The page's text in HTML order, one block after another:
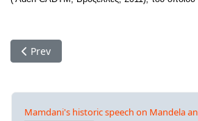
Previous article: Ο πραγματικός
Prev
Mamdani's historic speech on Mandela